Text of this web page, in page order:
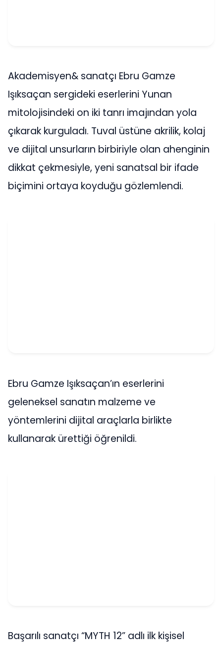
Akademisyen& sanatçı Ebru Gamze
Işıksaçan sergideki eserlerini Yunan
mitolojisindeki on iki tanrı imajından yola
çıkarak kurguladı. Tuval üstüne akrilik, kolaj
ve dijital unsurların birbiriyle olan ahenginin
dikkat çekmesiyle, yeni sanatsal bir ifade
biçimini ortaya koyduğu gözlemlendi.
Ebru Gamze Işıksaçan’ın eserlerini
geleneksel sanatın malzeme ve
yöntemlerini dijital araçlarla birlikte
kullanarak ürettiği öğrenildi.
Başarılı sanatçı “MYTH 12” adlı ilk kişisel